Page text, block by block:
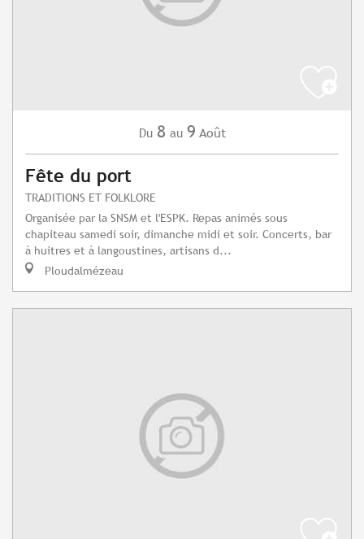
Du 8 au 9 Août
Fête du port
TRADITIONS ET FOLKLORE
Organisée par la SNSM et l'ESPK. Repas animés sous
chapiteau samedi soir, dimanche midi et soir. Concerts, bar
à huitres et à langoustines, artisans d...
Ploudalmézeau